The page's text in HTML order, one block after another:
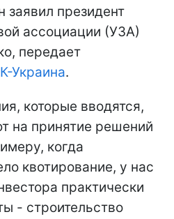
заявил президент
ассоциации (УЗА)
передает
Украина.
которые вводятся,
на принятие решений
когда
квотирование, у нас
практически
- строительство